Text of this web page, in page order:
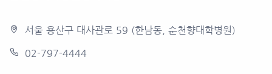
서울 용산구 대사관로 59 (한남동, 순천향대학병원)
02-797-4444